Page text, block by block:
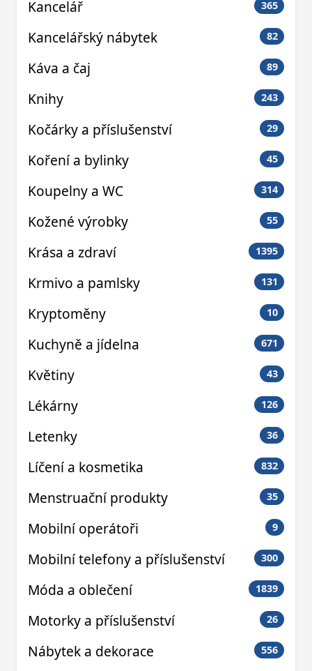
Kancelář 365
Kancelářský nábytek 82
Káva a čaj 89
Knihy 243
Kočárky a příslušenství 29
Koření a bylinky 45
Koupelny a WC 314
Kožené výrobky 55
Krása a zdraví 1395
Krmivo a pamlsky 131
Kryptoměny 10
Kuchyně a jídelna 671
Květiny 43
Lékárny 126
Letenky 36
Líčení a kosmetika 832
Menstruační produkty 35
Mobilní operátoři 9
Mobilní telefony a příslušenství 300
Móda a oblečení 1839
Motorky a příslušenství 26
Nábytek a dekorace 556